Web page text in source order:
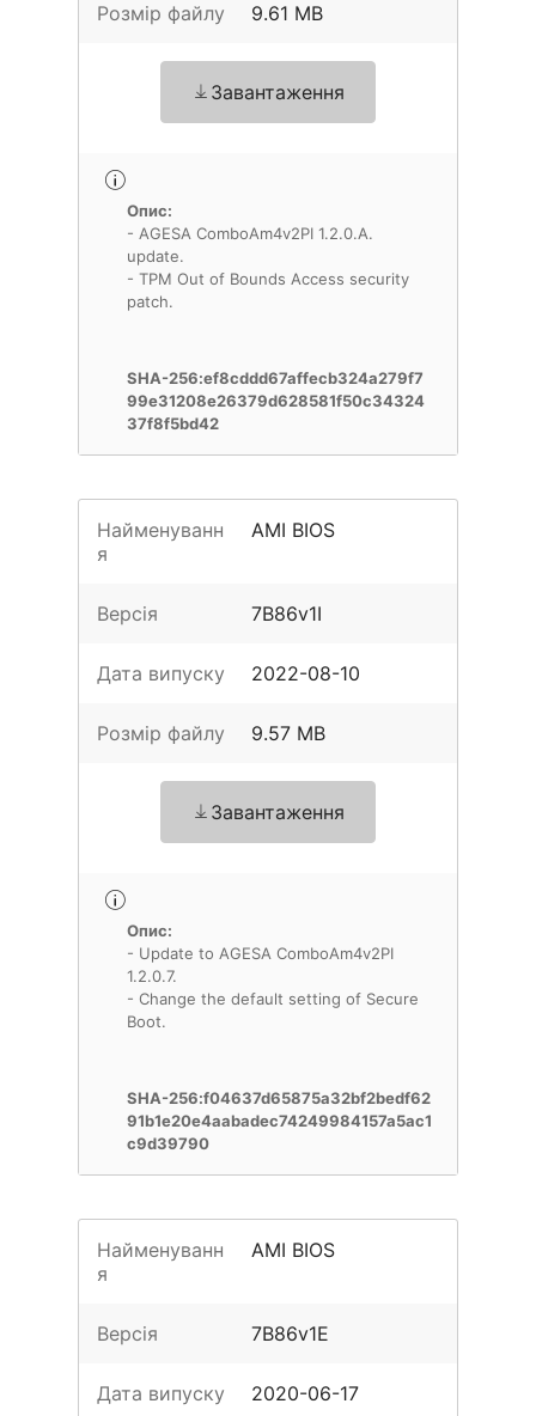
Розмір файлу 9.61 MB
Завантаження
Опис:
- AGESA ComboAm4v2PI 1.2.0.A.
update.
- TPM Out of Bounds Access security
patch.
SHA-256:ef8cddd67affecb324a279f7
99e31208e26379d628581f50c34324
37f8f5bd42
Найменуванн
я
AMI BIOS
Версія 7B86v1I
Дата випуску 2022-08-10
Розмір файлу 9.57 MB
Завантаження
Опис:
- Update to AGESA ComboAm4v2PI
1.2.0.7.
- Change the default setting of Secure
Boot.
SHA-256:f04637d65875a32bf2bedf62
91b1e20e4aabadec74249984157a5ac1
c9d39790
Найменуванн
я
AMI BIOS
Версія 7B86v1E
Дата випуску 2020-06-17